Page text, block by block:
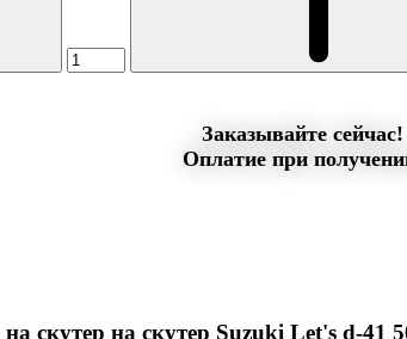
Заказывайте сейчас!
Оплатие при
скутер на скутер Suzuki Let's d-41